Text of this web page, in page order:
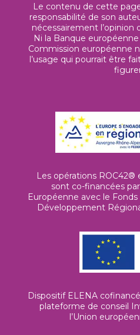
Le contenu de cette
responsabilité de son
nécessairement l’opinion
Ni la Banque
Commission européenne
l’usage qui pourrait être
Les opérations ROC42®
sont co-financées par
Européenne avec le
Développement
Dispositif ELENA
plateforme de conseil
l’Union